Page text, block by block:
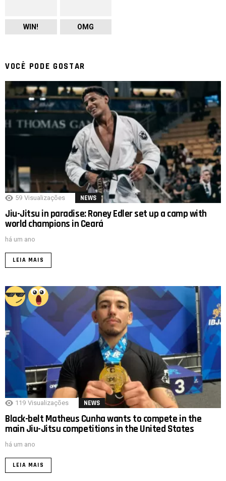
WIN! OMG
VOCÊ PODE GOSTAR
59 Visualizações NEWS
Jiu-Jitsu in paradise: Roney Edler set up a camp with
world champions in Ceará
há um ano
LEIA MAIS
119 Visualizações NEWS
Black-belt Matheus Cunha wants to compete in the
main Jiu-Jitsu competitions in the United States
há um ano
LEIA MAIS